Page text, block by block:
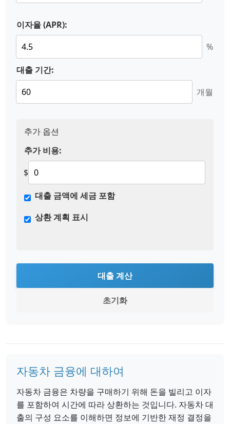
이자율 (APR):
%
대출 기간:
개월
추가 옵션
추가 비용:
$
대출 금액에 세금 포함
상환 계획 표시
대출 계산
초기화
자동차 금융에 대하여
자동차 금융은 차량을 구매하기 위해 돈을 빌리고 이자
를 포함하여 시간에 따라 상환하는 것입니다. 자동차 대
출의 구성 요소를 이해하면 정보에 기반한 재정 결정을